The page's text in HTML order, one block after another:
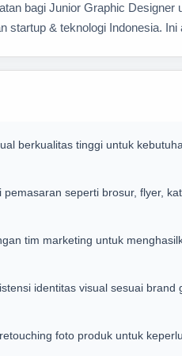
bagi Junior Graphic
startup & teknologi Indonesia.
berkualitas tinggi untuk
pemasaran seperti brosur, flyer,
tim marketing untuk
identitas visual sesuai brand
foto produk untuk